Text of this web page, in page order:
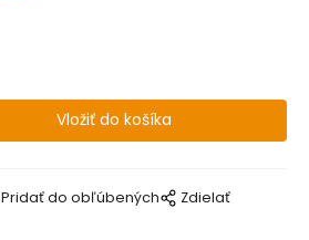
Pridať do obľúbených Zdielať